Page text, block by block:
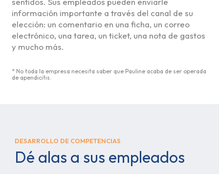
información importante a través del canal de su
elección: un comentario en una ficha, un correo
electrónico, una tarea, un ticket, una nota de gastos
y mucho más.
* No toda la empresa necesita saber que Pauline acaba de ser operada
de apendicitis.
DESARROLLO DE COMPETENCIAS
Dé alas a sus empleados